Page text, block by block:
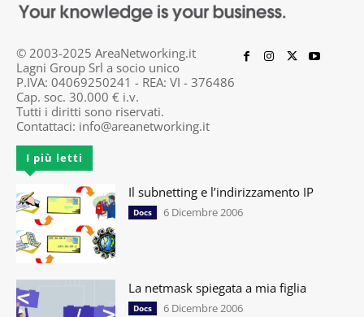
© 2003-2025 AreaNetworking.it
Lagni Group Srl a socio unico
P.IVA: 04069250241 - REA: VI - 376486
Cap. soc. 30.000 € i.v.
Tutti i diritti sono riservati.
Contattaci: info@areanetworking.it
I più letti
Il subnetting e l’indirizzamento IP
Docs 6 Dicembre 2006
La netmask spiegata a mia figlia
Docs 6 Dicembre 2006